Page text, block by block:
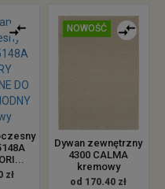
zł
NOWOŚĆ
Dywan zewnętrzny
4300 CALMA
kremowy
od 170.40 zł